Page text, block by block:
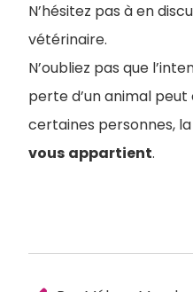
N’hésitez pas à en
vétérinaire.
N’oubliez pas que
perte d’un animal
certaines personnes,
vous appartient.